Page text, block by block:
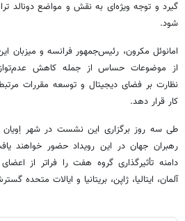
گیرد و توجه ویژه‌ای به نقش و مواضع دونالد
شود.
امانوئل مکرون، رئیس‌جمهور فرانسه و میزبان
از موضوعات حساس از جمله کاهش
نظارت بر فضای دیجیتال و توسعه مقررات
کار قرار دهد.
طی سه روز برگزاری این نشست در شهر اِویان
رهبران جهان در این رویداد حضور خواهند
دامنه تأثیرگذاری گروه هفت را فراتر از
آلمان، ایتالیا، ژاپن، بریتانیا و ایالات متحده